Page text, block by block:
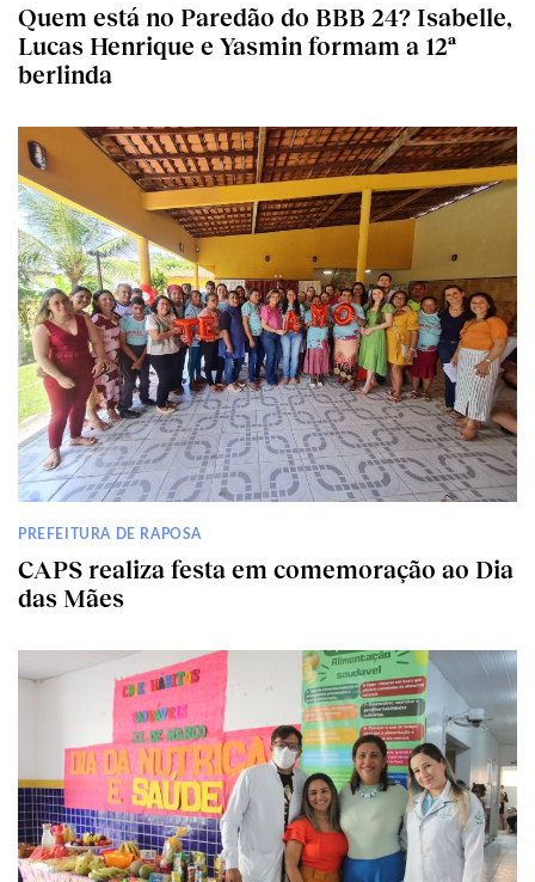
Quem está no Paredão do BBB 24? Isabelle,
Lucas Henrique e Yasmin formam a 12ª
berlinda
PREFEITURA DE RAPOSA
CAPS realiza festa em comemoração ao Dia
das Mães